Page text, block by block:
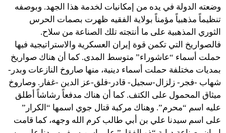
وضعته الدولة في يده من إمكانيات لخدمة هذا الجهد. وبوصفه
تنظيماً مذهبياً مؤمناً بولاية الفقيه ظهرت بصمات الحرس
الثوري المذهبية على ما أنتجته تلك الصناعة من سلاح.
فالصواريخ التي تكمن قوة إيران العسكرية والاستراتيجية فيها
حملت أسماء “عاشوراء” متوسط المدى. كما أن هناك صواريخ
بمديات مختلفة حملت أسماء دينية، منها صاروخ النازعات وبدر-
شهاب -فجر- زلزال-سجيل- قادر-فلق-عز الدين -غفار. وصاروخ
ميثاق المحمول على الكتف. كما أن هناك مدفعاً رشاشاً أطلق
عليه اسم “محرم”. وهناك مركبة قتال جوي اسمها “الكرار”
على اسم سيدنا علي بن أبي طالب كرم الله وجهه، كما قامت